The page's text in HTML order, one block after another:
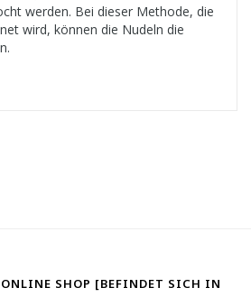
werden. Bei dieser Methode, die
wird, können die Nudeln die
SHOP [BEFINDET SICH IN